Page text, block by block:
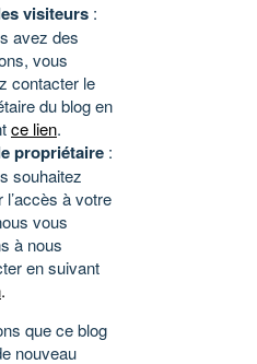
visiteurs :
avez des
vous
contacter le
du blog en
ce lien.
propriétaire :
souhaitez
l’accès à votre
vous
à nous
en suivant
.
que ce blog
nouveau